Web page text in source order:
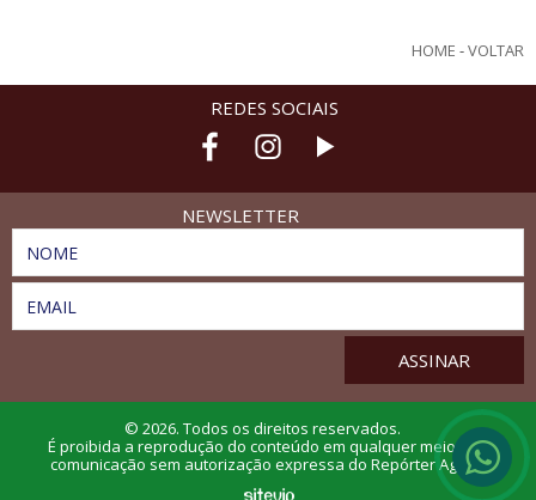
HOME -VOLTAR
REDES SOCIAIS
NEWSLETTER
NOME
EMAIL
© 2026. Todos os direitos reservados.
É proibida a reprodução do conteúdo em qualquer meio de
comunicação sem autorização expressa do Repórter Agro.